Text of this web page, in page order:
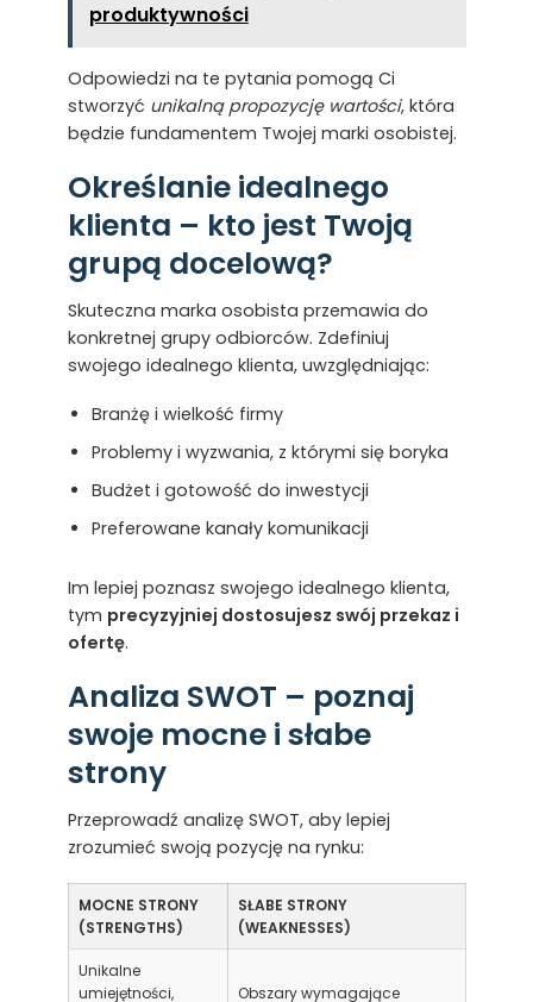
produktywności
Odpowiedzi na te pytania pomogą Ci
stworzyć unikalną propozycję wartości, która
będzie fundamentem Twojej marki osobistej.
Określanie idealnego
klienta – kto jest Twoją
grupą docelową?
Skuteczna marka osobista przemawia do
konkretnej grupy odbiorców. Zdefiniuj
swojego idealnego klienta, uwzględniając:
Branżę i wielkość firmy
Problemy i wyzwania, z którymi się boryka
Budżet i gotowość do inwestycji
Preferowane kanały komunikacji
Im lepiej poznasz swojego idealnego klienta,
tym precyzyjniej dostosujesz swój przekaz i
ofertę.
Analiza SWOT – poznaj
swoje mocne i słabe
strony
Przeprowadź analizę SWOT, aby lepiej
zrozumieć swoją pozycję na rynku:
MOCNE STRONY
(STRENGTHS)
SŁABE STRONY
(WEAKNESSES)
Unikalne
umiejętności,
Obszary wymagające